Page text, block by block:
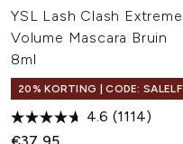
YSL Lash Clash Extreme
Volume Mascara Bruin
8ml
20% KORTING | CODE: SALELF
4.6 (1114)
€37,95